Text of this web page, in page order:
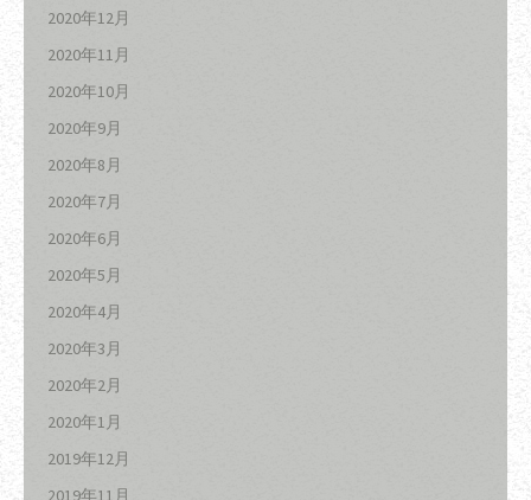
2020年12月
2020年11月
2020年10月
2020年9月
2020年8月
2020年7月
2020年6月
2020年5月
2020年4月
2020年3月
2020年2月
2020年1月
2019年12月
2019年11月